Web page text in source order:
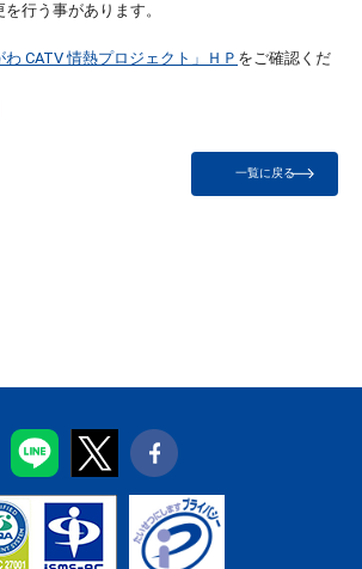
行う事があります。
わ CATV 情熱プロジェクト」ＨＰ をご確認くだ
一覧に戻る